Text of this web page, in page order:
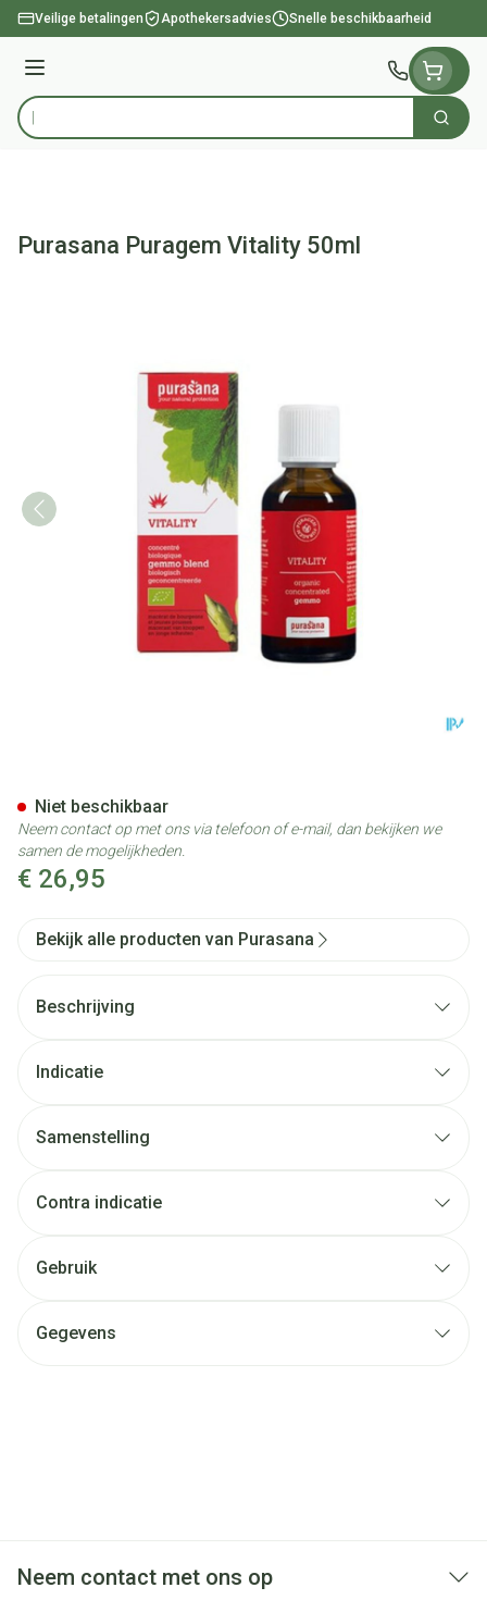
Ga naar de inhoud
Veilige betalingen Apothekersadvies Snelle beschikbaarheid
Menu
Product, merk, categorie... Zoek
Purasana Puragem Vitality 50ml
€ 26,95
Niet beschikbaar
Neem contact op met ons via telefoon of e-mail, dan bekijken we
samen de mogelijkheden.
Bekijk alle producten van Purasana
Beschrijving
Indicatie
Samenstelling
Contra indicatie
Gebruik
Gegevens
Neem contact met ons op